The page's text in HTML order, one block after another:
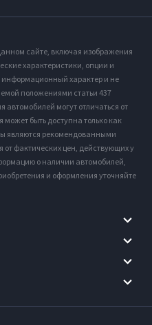
сайте, включая изображения
характеристики, опции и
характер и не
положениями статьи 437
могут отличаться от
быть доступна только как
являются рекомендованными
фактических цен, действующих у
о наличии автомобилей,
и оформления уточняйте